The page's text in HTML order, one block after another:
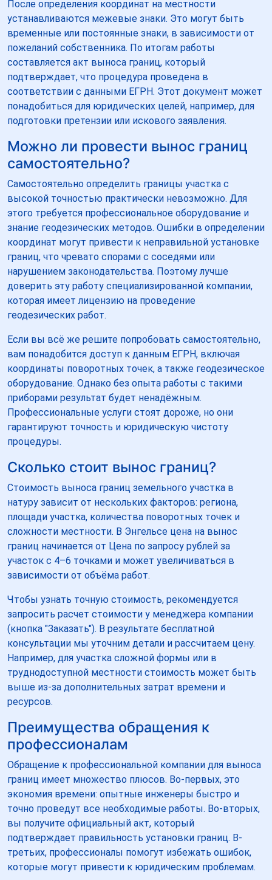
После определения координат на местности
устанавливаются межевые знаки. Это могут быть
временные или постоянные знаки, в зависимости от
пожеланий собственника. По итогам работы
составляется акт выноса границ, который
подтверждает, что процедура проведена в
соответствии с данными ЕГРН. Этот документ может
понадобиться для юридических целей, например, для
подготовки претензии или искового заявления.
Можно ли провести вынос границ
самостоятельно?
Самостоятельно определить границы участка с
высокой точностью практически невозможно. Для
этого требуется профессиональное оборудование и
знание геодезических методов. Ошибки в определении
координат могут привести к неправильной установке
границ, что чревато спорами с соседями или
нарушением законодательства. Поэтому лучше
доверить эту работу специализированной компании,
которая имеет лицензию на проведение
геодезических работ.
Если вы всё же решите попробовать самостоятельно,
вам понадобится доступ к данным ЕГРН, включая
координаты поворотных точек, а также геодезическое
оборудование. Однако без опыта работы с такими
приборами результат будет ненадёжным.
Профессиональные услуги стоят дороже, но они
гарантируют точность и юридическую чистоту
процедуры.
Сколько стоит вынос границ?
Стоимость выноса границ земельного участка в
натуру зависит от нескольких факторов: региона,
площади участка, количества поворотных точек и
сложности местности. В Энгельсе цена на вынос
границ начинается от Цена по запросу рублей за
участок с 4–6 точками и может увеличиваться в
зависимости от объёма работ.
Чтобы узнать точную стоимость, рекомендуется
запросить расчет стоимости у менеджера компании
(кнопка "Заказать"). В результате бесплатной
консультации мы уточним детали и рассчитаем цену.
Например, для участка сложной формы или в
труднодоступной местности стоимость может быть
выше из-за дополнительных затрат времени и
ресурсов.
Преимущества обращения к
профессионалам
Обращение к профессиональной компании для выноса
границ имеет множество плюсов. Во-первых, это
экономия времени: опытные инженеры быстро и
точно проведут все необходимые работы. Во-вторых,
вы получите официальный акт, который
подтверждает правильность установки границ. В-
третьих, профессионалы помогут избежать ошибок,
которые могут привести к юридическим проблемам.